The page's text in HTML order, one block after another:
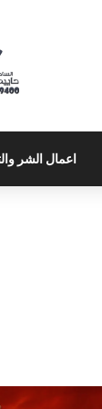
اعمال الشر